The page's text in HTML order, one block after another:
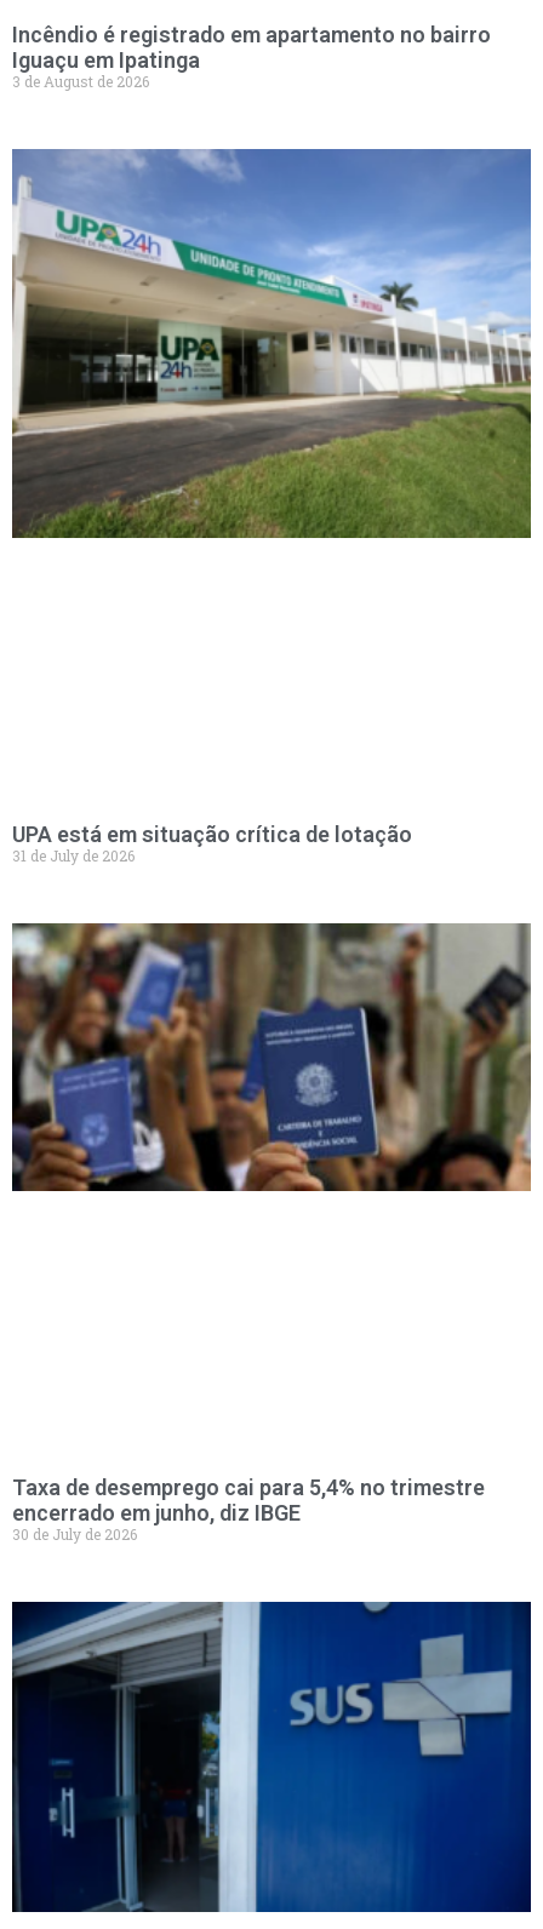
Incêndio é registrado em apartamento no bairro
Iguaçu em Ipatinga
3 de August de 2026
UPA está em situação crítica de lotação
31 de July de 2026
Taxa de desemprego cai para 5,4% no trimestre
encerrado em junho, diz IBGE
30 de July de 2026